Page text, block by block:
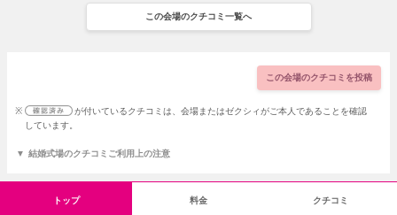
って頂いたり、シャンパンや豪華な鯛しゃぶもお土産として頂きま
した。北海道産昆布と鰹節、直火でじっくり焼いた鯛の骨を合わせ
本当に一生の思い出になりま
この会場のクチコミ一覧へ
この会場のクチコミを投稿
※
が付いているクチコミは、会場またはゼクシィがご本人であることを確認
しています。
結婚式場のクチコミご利用上の注意
トップ 料金 クチコミ